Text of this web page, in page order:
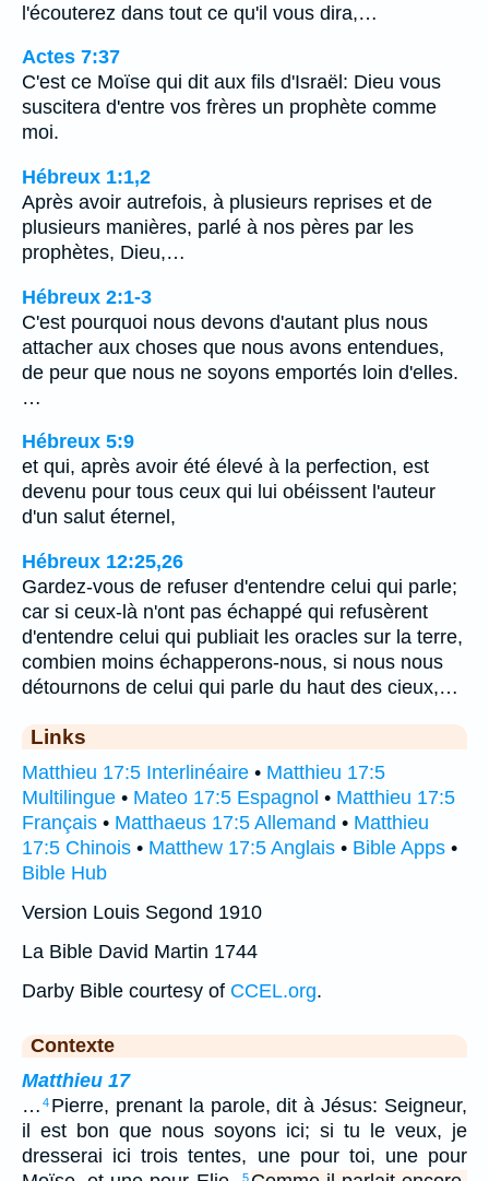
l'écouterez dans tout ce qu'il vous dira,…
Actes 7:37
C'est ce Moïse qui dit aux fils d'Israël: Dieu vous
suscitera d'entre vos frères un prophète comme
moi.
Hébreux 1:1,2
Après avoir autrefois, à plusieurs reprises et de
plusieurs manières, parlé à nos pères par les
prophètes, Dieu,…
Hébreux 2:1-3
C'est pourquoi nous devons d'autant plus nous
attacher aux choses que nous avons entendues,
de peur que nous ne soyons emportés loin d'elles.
…
Hébreux 5:9
et qui, après avoir été élevé à la perfection, est
devenu pour tous ceux qui lui obéissent l'auteur
d'un salut éternel,
Hébreux 12:25,26
Gardez-vous de refuser d'entendre celui qui parle;
car si ceux-là n'ont pas échappé qui refusèrent
d'entendre celui qui publiait les oracles sur la terre,
combien moins échapperons-nous, si nous nous
détournons de celui qui parle du haut des cieux,…
Links
Matthieu 17:5 Interlinéaire • Matthieu 17:5
Multilingue • Mateo 17:5 Espagnol • Matthieu 17:5
Français • Matthaeus 17:5 Allemand • Matthieu
17:5 Chinois • Matthew 17:5 Anglais • Bible Apps •
Bible Hub
Version Louis Segond 1910
La Bible David Martin 1744
Darby Bible courtesy of CCEL.org.
Contexte
Matthieu 17
… 4 Pierre, prenant la parole, dit à Jésus: Seigneur,
il est bon que nous soyons ici; si tu le veux, je
dresserai ici trois tentes, une pour toi, une pour
5